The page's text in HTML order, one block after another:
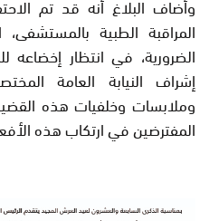
المراقبة الطبية
الضرورية، في انتظار
إشراف النيابة العامة
وملابسات وخلفيات هذه
المفترضين في ارتكاب هذه